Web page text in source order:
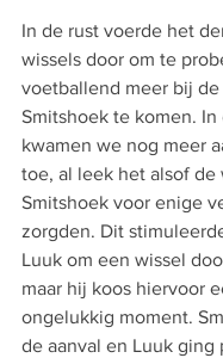
In de rust voerde het
wissels door om te
voetballend meer bij de
Smitshoek te komen.
kwamen we nog meer
toe, al leek het alsof de
Smitshoek voor enige
zorgden. Dit
Luuk om een wissel
maar hij koos hiervoor
ongelukkig moment.
de aanval en Luuk ging